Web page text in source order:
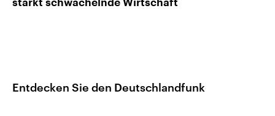
stärkt schwächelnde Wirtschaft
Entdecken Sie den Deutschlandfunk